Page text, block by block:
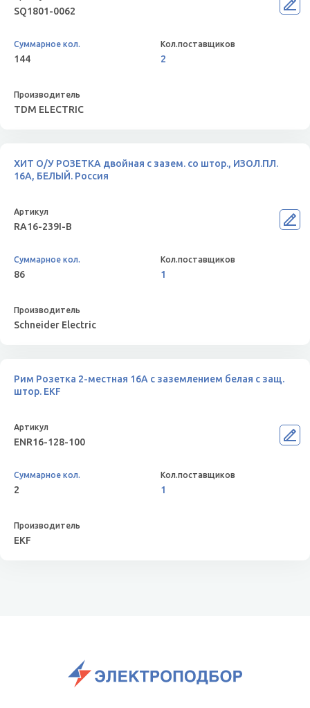
SQ1801-0062
144 2
TDM ELECTRIC
ХИТ О/У РОЗЕТКА двойная с зазем. со штор., ИЗОЛ.ПЛ.
16А, БЕЛЫЙ. Россия
RA16-239I-B
86 1
Schneider Electric
Рим Розетка 2-местная 16А с заземлением белая с защ.
штор. EKF
ENR16-128-100
2 1
EKF